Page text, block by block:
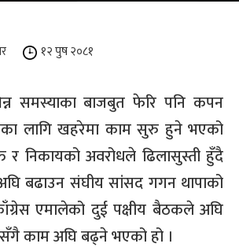
१२ पुष २०८१
समस्याका बाजबुत फेरि पनि कपन
लागि खहरेमा काम सुरु हुने भएको
र निकायको अवरोधले ढिलासुस्ती हुँदै
बढाउन संघीय सांसद गगन थापाको
एमालेको दुई पक्षीय बैठकले अघि
काम अघि बढ्ने भएको हो ।